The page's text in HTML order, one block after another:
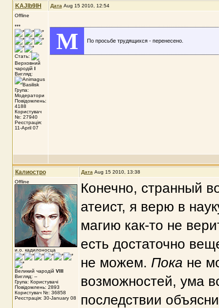
KAJIb9IH Дата Aug 15 2010, 12:54
Offline
***
Стать:
Верховний
чародій I
Вигляд:
Група:
Модератори
Повідомлень:
4188
Користувач
№: 27940
Реєстрація:
11-April 07
M По просьбе трудящихся - перенесено.
Калиостро Дата Aug 15 2010, 13:38
Offline
и.о. кадилоносца
Великий чародій VIII
Вигляд: --
Група: Користувачі
Повідомлень: 2893
Користувач №: 36858
Реєстрація: 30-January 08
Конечно, странный
атеист, я верю в
магию как-то не
есть достаточно
не можем. Пока не
возможностей, ума
последствии